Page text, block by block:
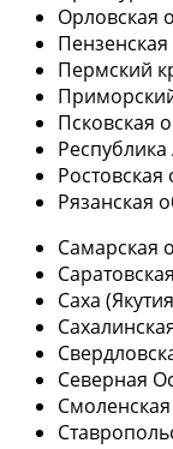
Орловская
Пензенская
Пермский
Псковская
Республика
Ростовская
Рязанская
Самарская
Саха
Северная